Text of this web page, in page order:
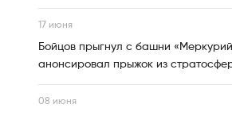
17 июня
Бойцов прыгнул с башни
анонсировал прыжок из
08 июня